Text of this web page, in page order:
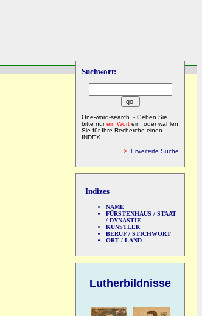
Suchwort:
One-word-search. - Geben Sie
bitte nurein Wort ein; oder wählen
Sie für Ihre Recherche einen
INDEX.
> Erweiterte Suche
Indizes
NAME
FÜRSTENHAUS / STAAT
/ DYNASTIE
KÜNSTLER
BERUF / STICHWORT
ORT / LAND
Lutherbildnisse